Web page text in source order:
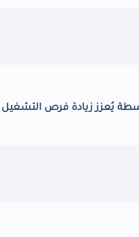
يُعزز زيادة فرص